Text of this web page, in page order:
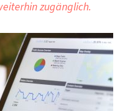
zugänglich.